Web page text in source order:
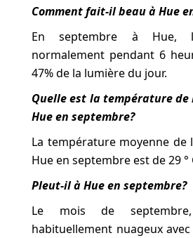
Comment fait-il beau à Hue
En septembre à Hue,
normalement pendant 6
47% de la lumière du jour.
Quelle est la température
Hue en septembre?
La température moyenne
Hue en septembre est de 29 °
Pleut-il à Hue en septembre?
Le mois de
habituellement nuageux